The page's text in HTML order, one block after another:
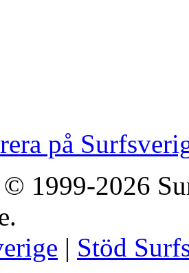
på
1999-2026
| Stöd